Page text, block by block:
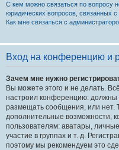
С кем можно связаться по вопросу
юридических вопросов, связанных
Как мне связаться с
Вход на конференцию и
Зачем мне нужно
Вы можете этого и не делать.
настроил конференцию: должны
размещать сообщения, или нет.
дополнительные возможности,
пользователям: аватары,
участие в группах и т. д.
поэтому мы рекомендуем это